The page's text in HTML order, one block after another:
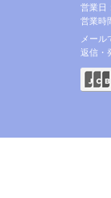
営業日
営業時
メール
返信・